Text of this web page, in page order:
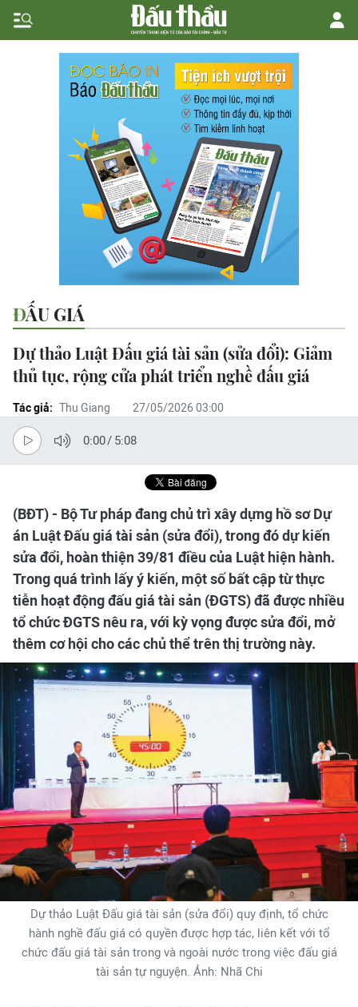
ĐẤU GIÁ
Dự thảo Luật Đấu giá tài sản (sửa đổi): Giảm
thủ tục, rộng cửa phát triển nghề đấu giá
Tác giả: Thu Giang 27/05/2026 03:00
0:00/ 5:08
(BĐT) - Bộ Tư pháp đang chủ trì xây dựng hồ sơ Dự
án Luật Đấu giá tài sản (sửa đổi), trong đó dự kiến
sửa đổi, hoàn thiện 39/81 điều của Luật hiện hành.
Trong quá trình lấy ý kiến, một số bất cập từ thực
tiễn hoạt động đấu giá tài sản (ĐGTS) đã được nhiều
tổ chức ĐGTS nêu ra, với kỳ vọng được sửa đổi, mở
thêm cơ hội cho các chủ thể trên thị trường này.
Dự thảo Luật Đấu giá tài sản (sửa đổi) quy định, tổ chức
hành nghề đấu giá có quyền được hợp tác, liên kết với tổ
chức đấu giá tài sản trong và ngoài nước trong việc đấu giá
tài sản tự nguyện. Ảnh: Nhã Chi